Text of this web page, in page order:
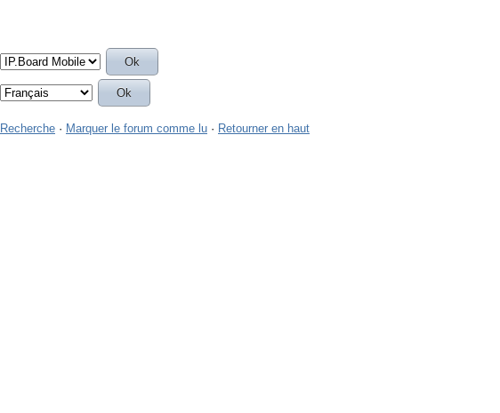
Recherche · Marquer le forum comme lu · Retourner en haut